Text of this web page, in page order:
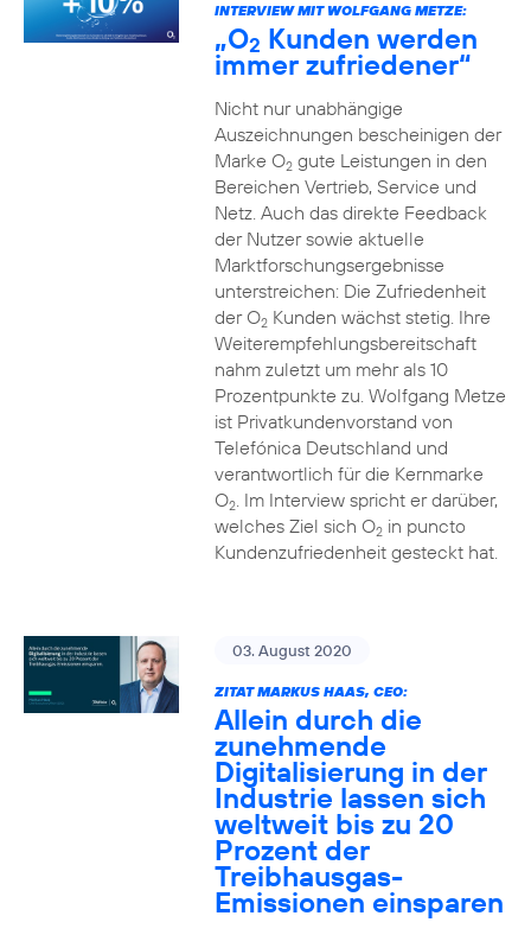
INTERVIEW MIT WOLFGANG METZE:
„O2 Kunden werden
immer zufriedener“
Nicht nur unabhängige
Auszeichnungen bescheinigen der
Marke O2gute Leistungen in den
Bereichen Vertrieb, Service und
Netz. Auch das direkte Feedback
der Nutzer sowie aktuelle
Marktforschungsergebnisse
unterstreichen: Die Zufriedenheit
der O2Kunden wächst stetig. Ihre
Weiterempfehlungsbereitschaft
nahm zuletzt um mehr als 10
Prozentpunkte zu. Wolfgang Metze
ist Privatkundenvorstand von
Telefónica Deutschland und
verantwortlich für die Kernmarke
O2. Im Interview spricht er darüber,
welches Ziel sich O2in puncto
Kundenzufriedenheit gesteckt hat.
03. August 2020
ZITAT MARKUS HAAS, CEO:
Allein durch die
zunehmende
Digitalisierung in der
Industrie lassen sich
weltweit bis zu 20
Prozent der
Treibhausgas-
Emissionen einsparen